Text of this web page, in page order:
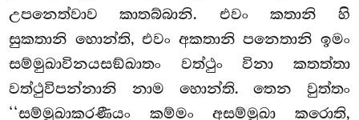
උපනෙත්වාව කාතබ්බානි. එවං කතානි හි
සුකතානි හොන්ති, එවං අකතානි පනෙතානි ඉමං
සම්මුඛාවිනයසඞ්ඛාතං වත්ථුං විනා කතත්තා
වත්ථුවිපන්නානි නාම හොන්ති. තෙන වුත්තං
‘‘සම්මුඛාකරණීයං කම්මං අසම්මුඛා කරොති,